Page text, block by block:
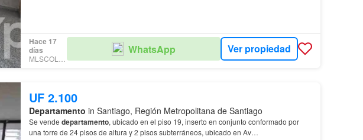
Hace 17
días
MLSCOLAB
WhatsApp Ver propiedad
UF 2.100
Departamento in Santiago, Región Metropolitana de Santiago
Se vende departamento, ubicado en el piso 19, inserto en conjunto conformado por
una torre de 24 pisos de altura y 2 pisos subterráneos, ubicado en Av…